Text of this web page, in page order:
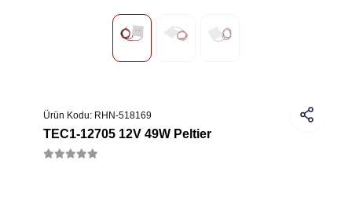
Ürün Kodu: RHN-518169
TEC1-12705 12V 49W Peltier